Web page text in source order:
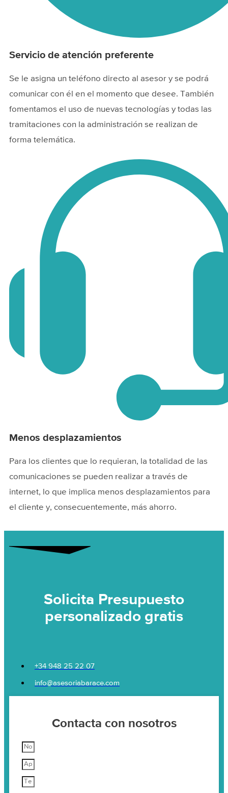
Servicio de atención preferente
Se le asigna un teléfono directo al asesor y se podrá
comunicar con él en el momento que desee. También
fomentamos el uso de nuevas tecnologías y todas las
tramitaciones con la administración se realizan de
forma telemática.
Menos desplazamientos
Para los clientes que lo requieran, la totalidad de las
comunicaciones se pueden realizar a través de
internet, lo que implica menos desplazamientos para
el cliente y, consecuentemente, más ahorro.
Solicita Presupuesto
personalizado gratis
+34 948 25 22 07
info@asesoriabarace.com
Contacta con nosotros